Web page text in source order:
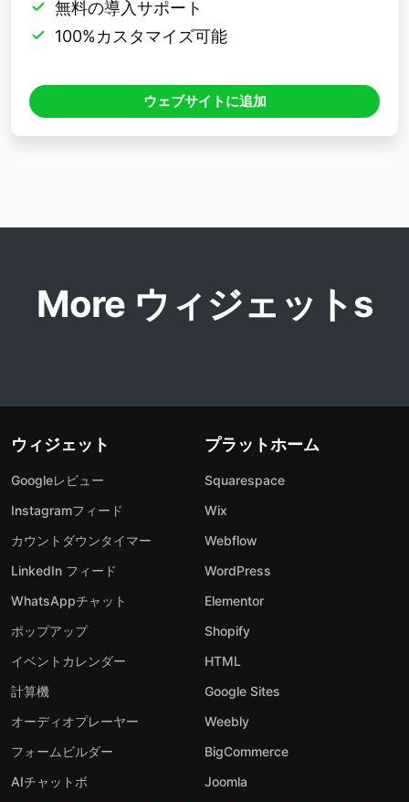
無料の導入サポート
100%カスタマイズ可能
ウェブサイトに追加
More ウィジェットs
ウィジェット
Googleレビュー
Instagramフィード
カウントダウンタイマー
LinkedIn フィード
WhatsAppチャット
ポップアップ
イベントカレンダー
計算機
オーディオプレーヤー
フォームビルダー
AIチャットボ
プラットホーム
Squarespace
Wix
Webflow
WordPress
Elementor
Shopify
HTML
Google Sites
Weebly
BigCommerce
Joomla